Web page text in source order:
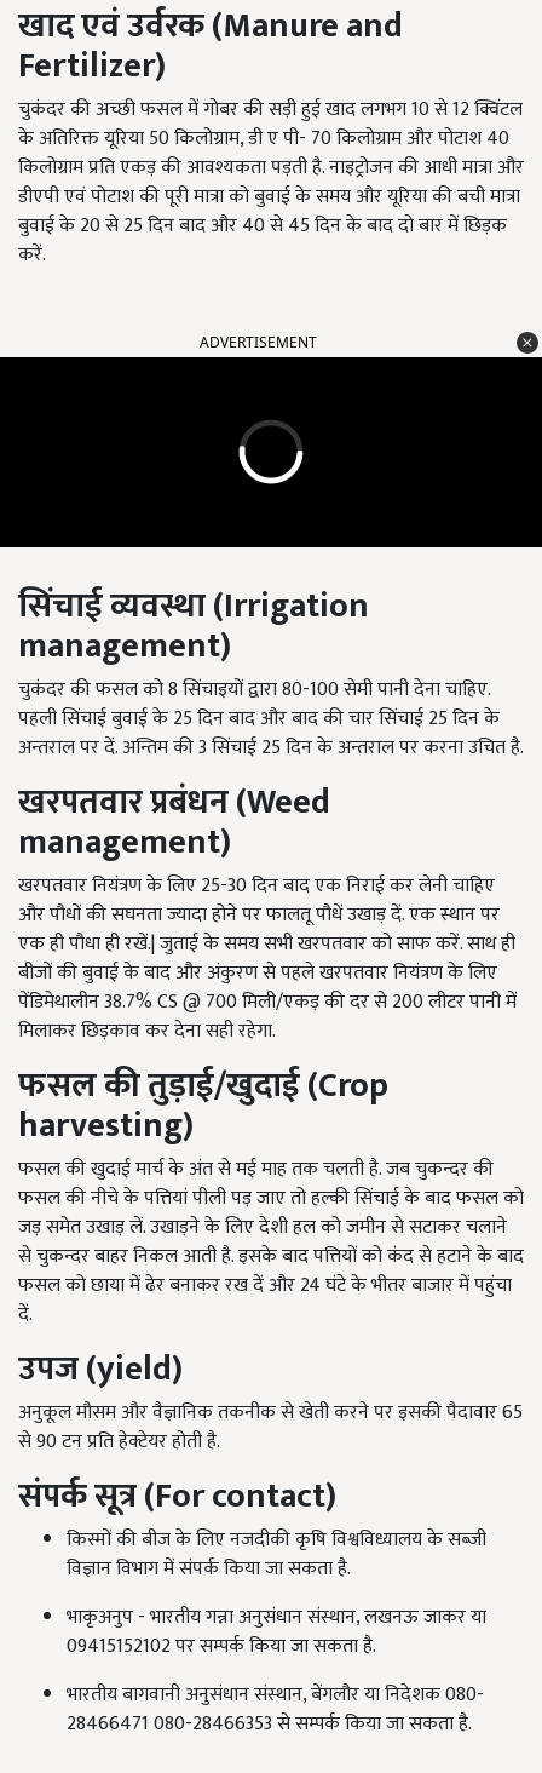
खाद एवं उर्वरक(Manure and
Fertilizer)
चुकंदर की अच्छी फसल में गोबर की सड़ी हुई खाद लगभग 10 से 12 क्विंटल
के अतिरिक्त यूरिया 50 किलोग्राम, डी ए पी- 70 किलोग्राम और पोटाश 40
किलोग्राम प्रति एकड़ की आवश्यकता पड़ती है. नाइट्रोजन की आधी मात्रा और
डीएपी एवं पोटाश की पूरी मात्रा को बुवाई के समय और यूरिया की बची मात्रा
बुवाई के 20 से 25 दिन बाद और 40 से 45 दिन के बाद दो बार में छिड़क
करें.
ADVERTISEMENT
सिंचाई व्यवस्था(Irrigation
management)
चुकंदर की फसल को 8 सिंचाइयों द्वारा 80-100 सेमी पानी देना चाहिए.
पहली सिंचाई बुवाई के 25 दिन बाद और बाद की चार सिंचाई 25 दिन के
अन्तराल पर दें. अन्तिम की 3 सिंचाई 25 दिन के अन्तराल पर करना उचित है.
खरपतवार प्रबंधन(Weed
management)
खरपतवार नियंत्रण के लिए 25-30 दिन बाद एक निराई कर लेनी चाहिए
और पौधों की सघनता ज्यादा होने पर फालतू पौधें उखाड़ दें. एक स्थान पर
एक ही पौधा ही रखें.| जुताई के समय सभी खरपतवार को साफ करें. साथ ही
बीजों की बुवाई के बाद और अंकुरण से पहले खरपतवार नियंत्रण के लिए
पेंडिमेथालीन 38.7% CS @ 700 मिली/एकड़ की दर से 200 लीटर पानी में
मिलाकर छिड़काव कर देना सही रहेगा.
फसल की तुड़ाई/खुदाई(Crop
harvesting)
फसल की खुदाई मार्च के अंत से मई माह तक चलती है. जब चुकन्दर की
फसल की नीचे के पत्तियां पीली पड़ जाए तो हल्की सिंचाई के बाद फसल को
जड़ समेत उखाड़ लें. उखाड़ने के लिए देशी हल को जमीन से सटाकर चलाने
से चुकन्दर बाहर निकल आती है. इसके बाद पत्तियों को कंद से हटाने के बाद
फसल को छाया में ढेर बनाकर रख दें और 24 घंटे के भीतर बाजार में पहुंचा
दें.
उपज (yield)
अनुकूल मौसम और वैज्ञानिक तकनीक से खेती करने पर इसकी पैदावार 65
से 90 टन प्रति हेक्टेयर होती है.
संपर्क सूत्र(For contact)
किस्मों की बीज के लिए नजदीकी कृषि विश्वविध्यालय के सब्जी
विज्ञान विभाग में संपर्क किया जा सकता है.
भाकृअनुप - भारतीय गन्ना अनुसंधान संस्थान, लखनऊ जाकर या
09415152102 पर सम्पर्क किया जा सकता है.
भारतीय बागवानी अनुसंधान संस्थान,बेंगलौर या निदेशक080-
28466471 080-28466353 से सम्पर्क किया जा सकता है.